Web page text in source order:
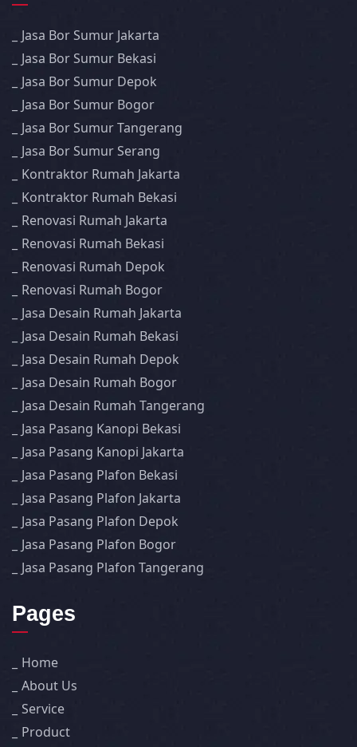
Jasa Bor Sumur Jakarta
Jasa Bor Sumur Bekasi
Jasa Bor Sumur Depok
Jasa Bor Sumur Bogor
Jasa Bor Sumur Tangerang
Jasa Bor Sumur Serang
Kontraktor Rumah Jakarta
Kontraktor Rumah Bekasi
Renovasi Rumah Jakarta
Renovasi Rumah Bekasi
Renovasi Rumah Depok
Renovasi Rumah Bogor
Jasa Desain Rumah Jakarta
Jasa Desain Rumah Bekasi
Jasa Desain Rumah Depok
Jasa Desain Rumah Bogor
Jasa Desain Rumah Tangerang
Jasa Pasang Kanopi Bekasi
Jasa Pasang Kanopi Jakarta
Jasa Pasang Plafon Bekasi
Jasa Pasang Plafon Jakarta
Jasa Pasang Plafon Depok
Jasa Pasang Plafon Bogor
Jasa Pasang Plafon Tangerang
Pages
Home
About Us
Service
Product